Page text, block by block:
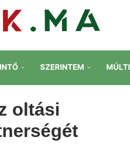
SZERINTEM
oltási